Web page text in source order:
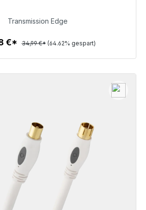
Zum Artikel
Transmission Edge
€* 34,99 €* (64.62% gespart)